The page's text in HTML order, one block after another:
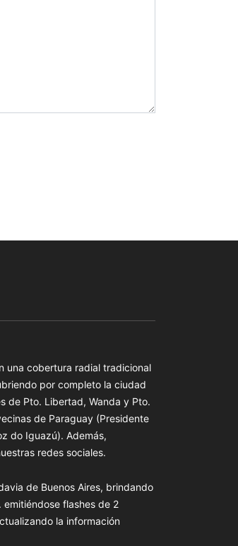
una cobertura radial tradicional
por completo la ciudad
de Pto. Libertad, Wanda y Pto.
de Paraguay (Presidente
do Iguazú). Además,
redes sociales.
de Buenos Aires, brindando
flashes de 2
la información